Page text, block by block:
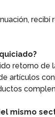
retorno de
artículos
mismo